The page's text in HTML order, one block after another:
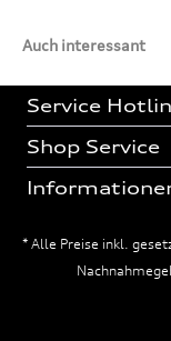
Auch interessant
Service
Shop Service
* Alle Preise inkl.